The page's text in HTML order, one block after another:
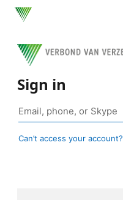
Sign in
Can’t access your account?